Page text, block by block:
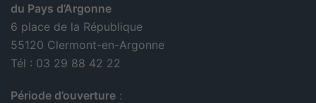
du Pays d’Argonne
6 place de la République
55120 Clermont-en-Argonne
Tél : 03 29 88 42 22
Période d’ouverture :